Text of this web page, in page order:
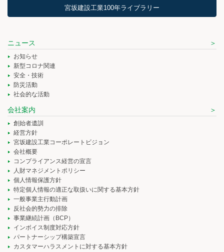
宮坂建設工業100年ライブラリー
ニュース
お知らせ
新型コロナ関連
安全・技術
防災活動
社会的な活動
会社案内
創始者遺訓
経営方針
宮坂建設工業コーポレートビジョン
会社概要
コンプライアンス経営の宣言
人財マネジメントポリシー
個人情報保護方針
特定個人情報の適正な取扱いに関する基本方針
一般事業主行動計画
反社会的勢力の排除
事業継続計画（BCP）
インボイス制度対応方針
パートナーシップ構築宣言
カスタマーハラスメントに対する基本方針